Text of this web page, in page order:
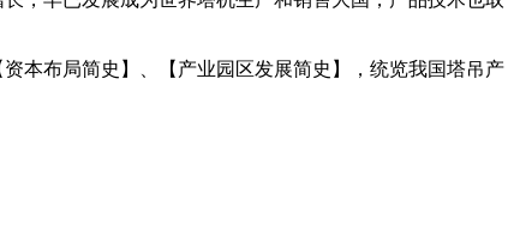
本布局简史】、【产业园区发展简史】，统览我国塔吊产